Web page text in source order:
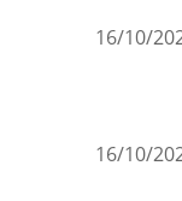
16/10/
16/10/